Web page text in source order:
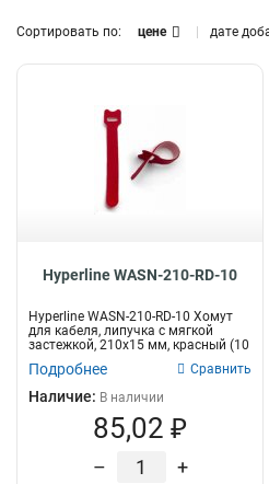
Сортировать по: цене дате
Hyperline WASN-210-RD-10
Hyperline WASN-210-RD-10 Хомут
для кабеля, липучка с мягкой
застежкой, 210x15 мм, красный (10
Подробнее Сравнить
Наличие: В наличии
85,02 ₽
– +